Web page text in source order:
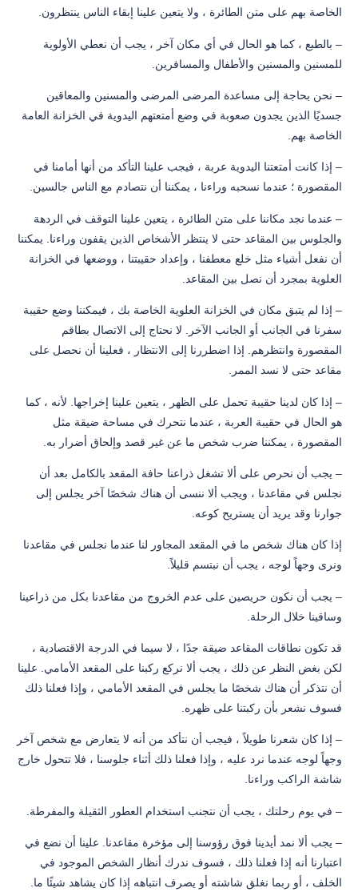
الخاصة بهم على متن الطائرة ، ولا يتعين علينا إبقاء الناس ينتظرون.
– بالطبع ، كما هو الحال في أي مكان آخر ، يجب أن نعطي الأولوية
للمسنين والمسنين والأطفال والمسافرين.
– نحن بحاجة إلى مساعدة المرضى المرضى والمسنين والمعاقين
جسديًا الذين يجدون صعوبة في وضع أمتعتهم اليدوية في الخزانة العامة
الخاصة بهم.
– إذا كانت أمتعتنا اليدوية عربة ، فيجب علينا التأكد من أنها أمامنا في
المقصورة ؛ عندما نسحبه وراءنا ، يمكننا أن نتصادم مع الناس جالسين.
– عندما نجد مكاننا على متن الطائرة ، يتعين علينا التوقف في الردهة
والجلوس بين المقاعد حتى لا ينتظر الأشخاص الذين يقفون وراءنا. يمكننا
أن نفعل أشياء مثل خلع معطفنا ، وإعداد حقيبتنا ، ووضعها في الخزانة
العلوية بمجرد أن نصل بين المقاعد.
– إذا لم يتبق مكان في الخزانة العلوية الخاصة بك ، فيمكننا وضع حقيبة
سفرنا في الجانب أو الجانب الآخر. لا نحتاج إلى الاتصال بطاقم
المقصورة وانتظرهم. إذا اضطررنا إلى الانتظار ، فعلينا أن نحصل على
مقاعد حتى لا نسد الممر.
– إذا كان لدينا حقيبة تحمل على الظهر ، يتعين علينا إخراجها. لأنه ، كما
هو الحال في حقيبة العربة ، عندما نتحرك في مساحة ضيقة مثل
المقصورة ، يمكننا ضرب شخص ما عن غير قصد وإلحاق أضرار به.
– يجب أن نحرص على ألا تشغل ذراعنا حافة المقعد بالكامل بعد أن
نجلس في مقاعدنا ، ويجب ألا ننسى أن هناك شخصًا آخر يجلس إلى
جوارنا وقد يريد أن يستريح كوعه.
إذا كان هناك شخص ما في المقعد المجاور لنا عندما نجلس في مقاعدنا
ونرى وجهاً لوجه ، يجب أن نبتسم قليلاً.
– يجب أن نكون حريصين على عدم الخروج من مقاعدنا بكل من ذراعينا
وساقينا خلال الرحلة.
قد تكون نطاقات المقاعد ضيقة جدًا ، لا سيما في الدرجة الاقتصادية ،
لكن بغض النظر عن ذلك ، يجب ألا نركع ركبنا على المقعد الأمامي. علينا
أن نتذكر أن هناك شخصًا ما يجلس في المقعد الأمامي ، وإذا فعلنا ذلك
فسوف نشعر بأن ركبتنا على ظهره.
– إذا كان شعرنا طويلاً ، فيجب أن نتأكد من أنه لا يتعارض مع شخص آخر
وجهاً لوجه عندما نرد عليه ، وإذا فعلنا ذلك أثناء جلوسنا ، فلا تتحول خارج
شاشة الراكب وراءنا.
– في يوم رحلتك ، يجب أن نتجنب استخدام العطور الثقيلة والمفرطة.
– يجب ألا نمد أيدينا فوق رؤوسنا إلى مؤخرة مقاعدنا. علينا أن نضع في
اعتبارنا أنه إذا فعلنا ذلك ، فسوف ندرك أنظار الشخص الموجود في
الخلف ، أو ربما نغلق شاشته أو يصرف انتباهه إذا كان يشاهد شيئًا ما.